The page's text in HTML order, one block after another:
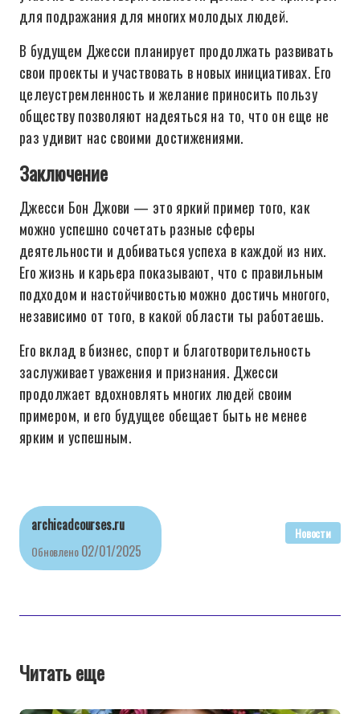
для подражания для многих молодых людей.
В будущем Джесси планирует продолжать развивать
свои проекты и участвовать в новых инициативах. Его
целеустремленность и желание приносить пользу
обществу позволяют надеяться на то, что он еще не
раз удивит нас своими достижениями.
Заключение
Джесси Бон Джови — это яркий пример того, как
можно успешно сочетать разные сферы
деятельности и добиваться успеха в каждой из них.
Его жизнь и карьера показывают, что с правильным
подходом и настойчивостью можно достичь многого,
независимо от того, в какой области ты работаешь.
Его вклад в бизнес, спорт и благотворительность
заслуживает уважения и признания. Джесси
продолжает вдохновлять многих людей своим
примером, и его будущее обещает быть не менее
ярким и успешным.
archicadcourses.ru
Обновлено 02/01/2025
Новости
Читать еще